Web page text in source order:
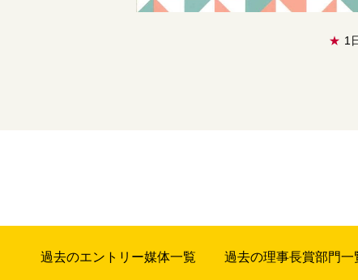
★ 1
過去のエントリー媒体一覧 過去の理事長賞部門一